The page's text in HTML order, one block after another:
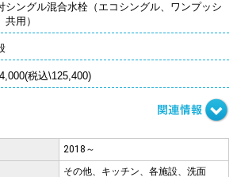
シングル混合水栓（エコシングル、ワンプッシ
共用）
税込\125,400)
2018～
その他、キッチン、各施設、洗面